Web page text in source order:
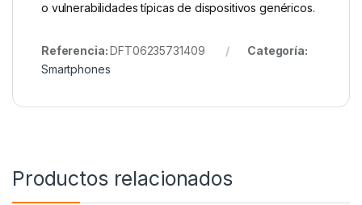
o vulnerabilidades típicas de dispositivos genéricos.
Referencia:DFT06235731409
Categoría:
Smartphones
Productos relacionados